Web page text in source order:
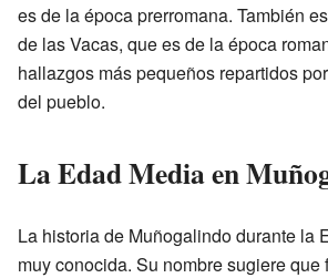
es de la época prerromana. También
de las Vacas, que es de la época
hallazgos más pequeños repartidos
del pueblo.
La Edad Media en
La historia de Muñogalindo durante la
muy conocida. Su nombre sugiere que